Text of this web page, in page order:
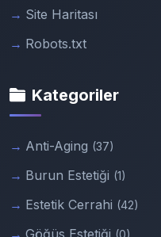
Site Haritası
Robots.txt
Kategoriler
Anti-Aging (37)
Burun Estetiği (1)
Estetik Cerrahi (42)
Göğüs Estetiği (0)